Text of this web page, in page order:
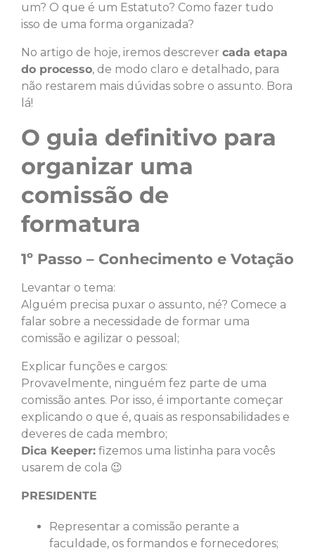
um? O que é um Estatuto? Como fazer tudo
isso de uma forma organizada?
No artigo de hoje, iremos descrever cada etapa
do processo, de modo claro e detalhado, para
não restarem mais dúvidas sobre o assunto. Bora
lá!
O guia definitivo para
organizar uma
comissão de
formatura
1º Passo – Conhecimento e Votação
Levantar o tema:
Alguém precisa puxar o assunto, né? Comece a
falar sobre a necessidade de formar uma
comissão e agilizar o pessoal;
Explicar funções e cargos:
Provavelmente, ninguém fez parte de uma
comissão antes. Por isso, é importante começar
explicando o que é, quais as responsabilidades e
deveres de cada membro;
Dica Keeper: fizemos uma listinha para vocês
usarem de cola 😉
PRESIDENTE
Representar a comissão perante a
faculdade, os formandos e fornecedores;